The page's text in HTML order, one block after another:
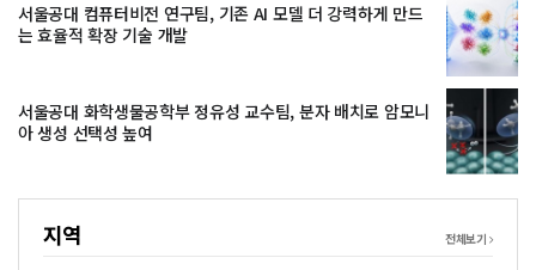
서울공대 컴퓨터비전 연구팀, 기존 AI 모델 더 강력하게 만드
는 효율적 확장 기술 개발
서울공대 화학생물공학부 정유성 교수팀, 분자 배치로 암모니
아 생성 선택성 높여
지역 전체보기